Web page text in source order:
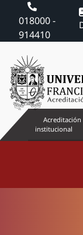
018000 -
914410
Acreditación
institucional